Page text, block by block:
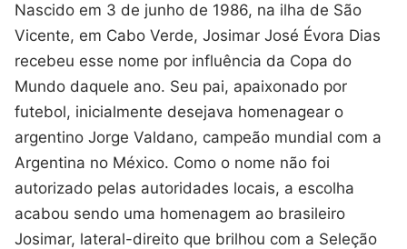
Nascido em 3 de junho de 1986, na ilha de São
Vicente, em Cabo Verde, Josimar José Évora Dias
recebeu esse nome por influência da Copa do
Mundo daquele ano. Seu pai, apaixonado por
futebol, inicialmente desejava homenagear o
argentino Jorge Valdano, campeão mundial com a
Argentina no México. Como o nome não foi
autorizado pelas autoridades locais, a escolha
acabou sendo uma homenagem ao brasileiro
Josimar, lateral-direito que brilhou com a Seleção